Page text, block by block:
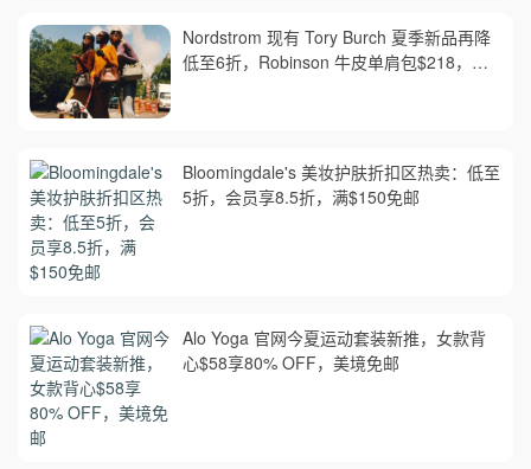
Nordstrom 现有 Tory Burch 夏季新品再降
低至6折，Robinson 牛皮单肩包$218，买
Bloomingdale's 美妆护肤折扣区热卖：低至
5折，会员享8.5折，满$150免邮
Alo Yoga 官网今夏运动套装新推，女款背
心$58享80% OFF，美境免邮